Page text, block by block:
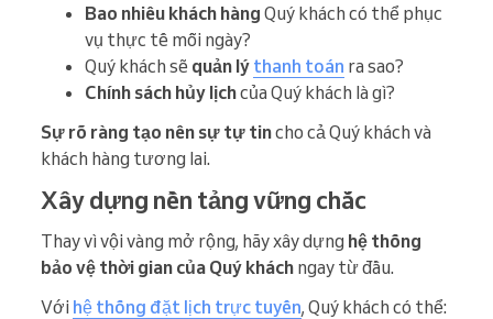
Bao nhiêu khách hàng Quý khách có thể phục
vụ thực tế mỗi ngày?
Quý khách sẽ quản lý thanh toán ra sao?
Chính sách hủy lịchcủa Quý khách là gì?
Sự rõ ràng tạo nên sự tự tincho cả Quý khách và
khách hàng tương lai.
Xây dựng nền tảng vững chắc
Thay vì vội vàng mở rộng, hãy xây dựng hệ thống
bảo vệ thời gian của Quý khách ngay từ đầu.
Với hệ thống đặt lịch trực tuyến, Quý khách có thể: